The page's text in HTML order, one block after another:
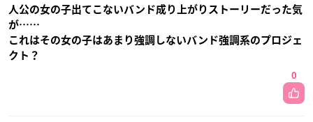
人公の女の子出てこないバンド成り上がりストーリーだった気
が……
これはその女の子はあまり強調しないバンド強調系のプロジェ
クト？
0